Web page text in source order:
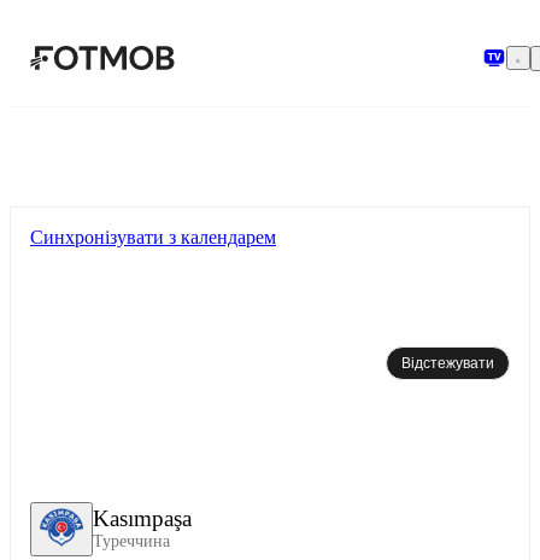
Kasımpaşa
Туреччина
Синхронізувати з календарем
Відстежувати